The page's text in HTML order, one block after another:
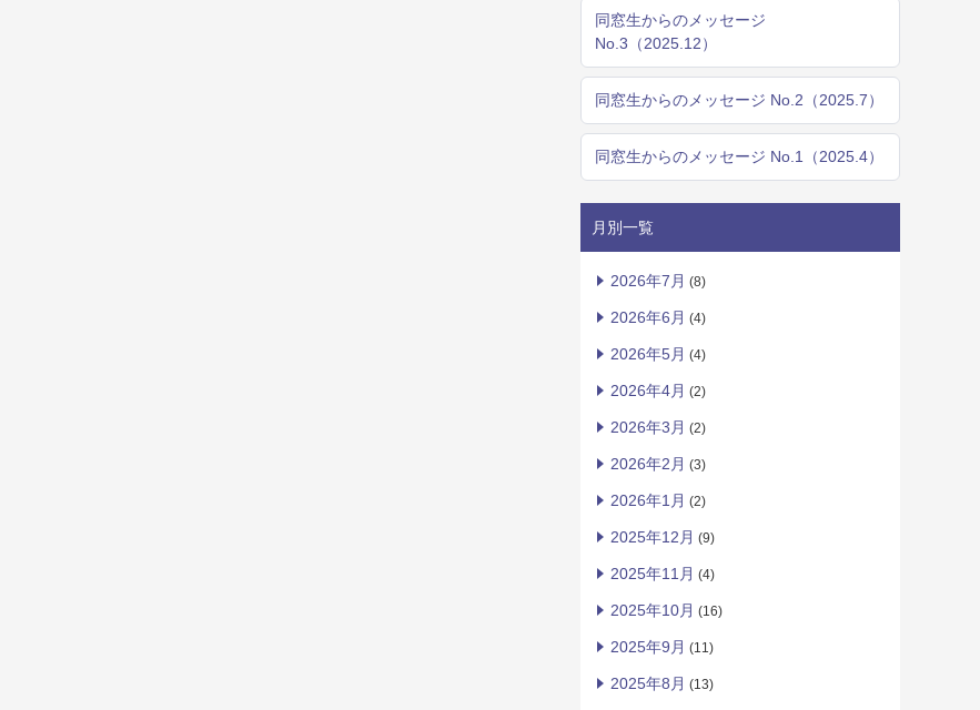
同窓生からのメッセージ
No.3（2025.12）
同窓生からのメッセージ No.2（2025.7）
同窓生からのメッセージ No.1（2025.4）
月別一覧
2026年7月 (8)
2026年6月 (4)
2026年5月 (4)
2026年4月 (2)
2026年3月 (2)
2026年2月 (3)
2026年1月 (2)
2025年12月 (9)
2025年11月 (4)
2025年10月 (16)
2025年9月 (11)
2025年8月 (13)